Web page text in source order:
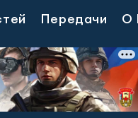
Передачи О